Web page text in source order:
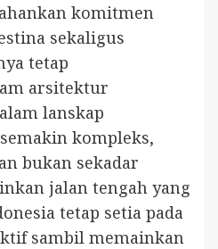
komitmen
sekaligus
tetap
arsitektur
lanskap
kompleks,
bukan sekadar
jalan tengah yang
tetap setia pada
sambil memainkan